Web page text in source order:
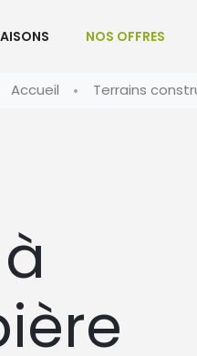
NOS OFFRES
Accueil Terrains